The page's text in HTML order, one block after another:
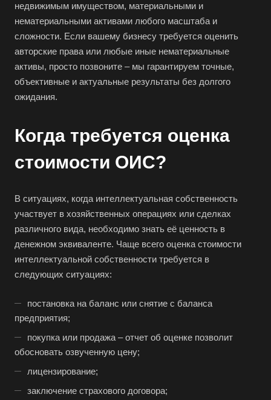
недвижимым имуществом, материальными и
нематериальными активами любого масштаба и
сложности. Если вашему бизнесу требуется оценить
авторские права или любые иные нематериальные
активы, просто позвоните – мы гарантируем точные,
объективные и актуальные результаты без долгого
ожидания.
Когда требуется оценка
стоимости ОИС?
В ситуациях, когда интеллектуальная собственность
участвует в хозяйственных операциях или сделках
различного вида, необходимо знать её ценность в
денежном эквиваленте. Чаще всего оценка стоимости
интеллектуальной собственности требуется в
следующих ситуациях:
постановка на баланс или снятие с баланса
предприятия;
покупка или продажа – отчет об оценке позволит
обосновать озвученную цену;
лицензирование;
заключение страхового договора;